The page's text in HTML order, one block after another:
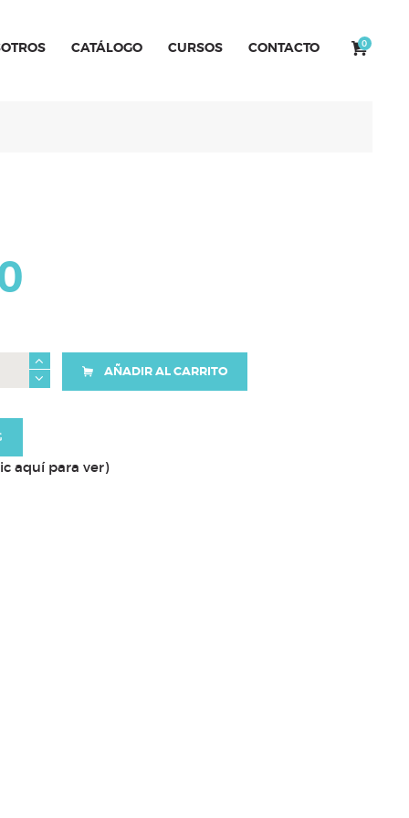
CATÁLOGO CURSOS CONTACTO 0
AÑADIR AL CARRITO
aquí para ver)